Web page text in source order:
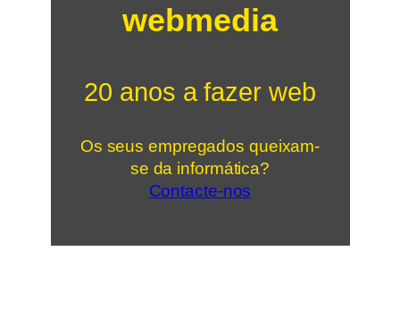
webmedia
20 anos a fazer web
Os seus empregados queixam-
se da informática?
Contacte-nos